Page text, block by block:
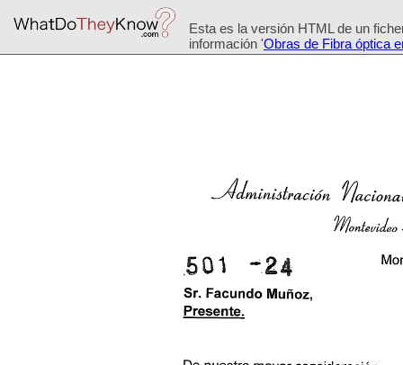
Esta es la versión HTML de un
información 'Obras de Fibra óptica